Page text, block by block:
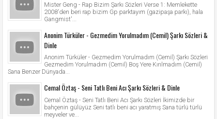
Mister Geng - Rap Bizim Şarkı Sözleri Verse 1: Memlekette
2008'den beri rap bizim Gp parktayım (gazipaşa parkı), hala
Gangmist'...
Anonim Türküler - Gezmedim Yorulmadım (Cemil) Şarkı Sözleri &
Dinle
Anonim Türküler - Gezmedim Yorulmadım (Cemil) Şarkı Sözleri
Gezmedim Yorulmadım (Cemil) Boş Yere Kırılmadım (Cemil)
Sana Benzer Dünyada...
Cemal Öztaş - Seni Tatlı Beni Acı Şarkı Sözleri & Dinle
Cemal Öztaş - Seni Tatlı Beni Acı Şarkı Sözleri İkimizde bir
bahçenin gülüyüz Seni tatlı beni acı yaratmış Sana türlü türlü
meyveler ve...